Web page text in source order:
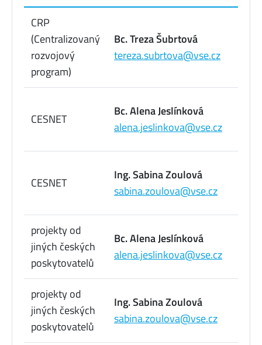
CRP
(Centralizovaný
rozvojový
program)
Bc. Treza Šubrtová
tereza.subrtova@vse.cz
CESNET
Bc. Alena Jeslínková
alena.jeslinkova@vse.cz
CESNET
Ing. Sabina Zoulová
sabina.zoulova@vse.cz
projekty od
jiných českých
poskytovatelů
Bc. Alena Jeslínková
alena.jeslinkova@vse.cz
projekty od
jiných českých
poskytovatelů
Ing. Sabina Zoulová
sabina.zoulova@vse.cz